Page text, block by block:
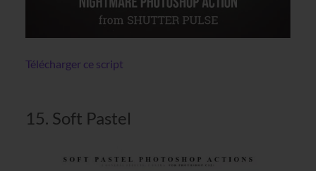
Télécharger ce script
15. Soft Pastel